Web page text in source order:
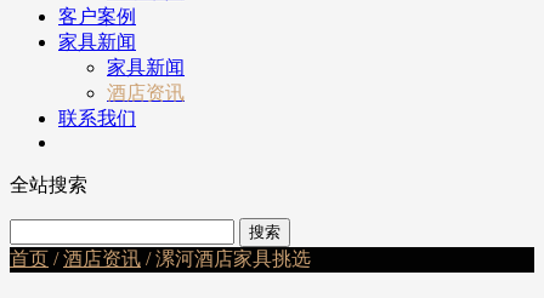
客户案例
家具新闻
家具新闻
酒店资讯
联系我们
全站搜索
首页 /酒店资讯 / 漯河酒店家具挑选